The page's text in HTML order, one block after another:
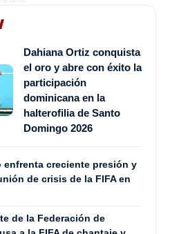
Dahiana Ortiz conquista
el oro y abre con éxito la
participación
dominicana en la
halterofilia de Santo
Domingo 2026
enfrenta creciente presión y
de crisis de la FIFA en
de la Federación de